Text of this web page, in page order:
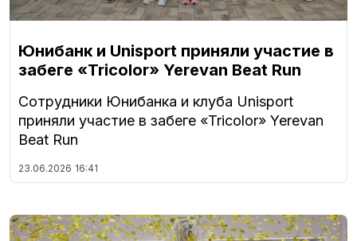
Юнибанк и Unisport приняли участие в
забеге «Tricolor» Yerevan Beat Run
Сотрудники Юнибанка и клуба Unisport
приняли участие в забеге «Tricolor» Yerevan
Beat Run
23.06.2026 16:41